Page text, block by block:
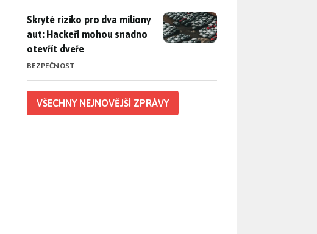
Skryté riziko pro dva miliony aut: Hackeři mohou snadno otevřít
Skryté riziko pro dva miliony
aut: Hackeři mohou snadno
otevřít dveře
BEZPEČNOST
VŠECHNY NEJNOVĚJŠÍ ZPRÁVY